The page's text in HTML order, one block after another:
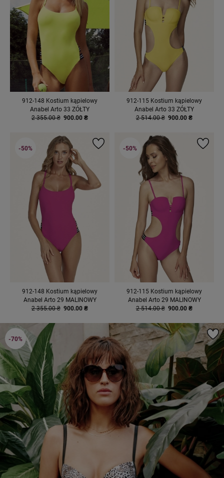
912-148 Kostium kąpielowy
Anabel Arto 33 ZÓŁTY
2 355.00 ₴ 900.00 ₴
912-115 Kostium kąpielowy
Anabel Arto 33 ZÓŁTY
2 514.00 ₴ 900.00 ₴
912-148 Kostium kąpielowy
Anabel Arto 29 MALINOWY
2 355.00 ₴ 900.00 ₴
-50%
912-115 Kostium kąpielowy
Anabel Arto 29 MALINOWY
2 514.00 ₴ 900.00 ₴
-50%
-70%